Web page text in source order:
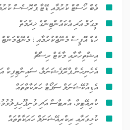
ވެބް ހޯސްޓް ކުރުމާއި ޑޭޓާ ޕްރޮސެސް
ލީގަލް އަދި އެކައުންޓިންގެ ޚިދުމަތް
ހެޑް އޮފީސް މެނޭޖްކުރުމާއި ؛
އިޝްތިހާރާއި މާކެޓް ރިސާޗް
އެހެނިހެން ޕްރޮފެޝަނަލް، ސައިންޓިފިކް
އެޑިއުކޭޝަނަލް ސަޕޯޓް ހަރަކާތްތައް
ކްރިއޭޓިވް، އާރޓްސް އަދި
ކުޅިވަރާއި ރިކްރިއޭޝަނަލް ހަރަކާތްތައް